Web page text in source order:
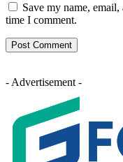
Save my name,
time I comment.
- Advertisement -